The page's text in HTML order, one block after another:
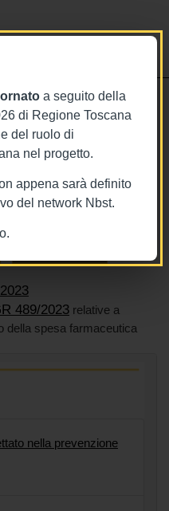
a seguito della
di Regione Toscana
del ruolo di
nel progetto.
appena sarà definito
del network Nbst.
21 luglio 2023
489/2023 relative a
della spesa farmaceutica
nella prevenzione